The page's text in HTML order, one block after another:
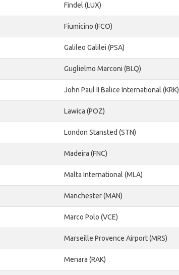
Findel (LUX)
Fiumicino (FCO)
Galileo Galilei (PSA)
Guglielmo Marconi (BLQ)
John Paul II Balice International (KRK)
Lawica (POZ)
London Stansted (STN)
Madeira (FNC)
Malta International (MLA)
Manchester (MAN)
Marco Polo (VCE)
Marseille Provence Airport (MRS)
Menara (RAK)